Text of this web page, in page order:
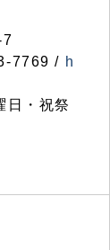
7
7769 / h
日・祝祭